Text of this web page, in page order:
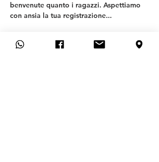
benvenute quanto i ragazzi. Aspettiamo
con ansia la tua registrazione...